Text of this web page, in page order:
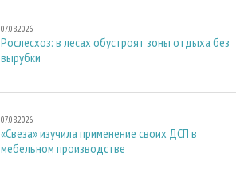
07.08.2026
Рослесхоз: в лесах обустроят зоны отдыха без
вырубки
07.08.2026
«Свеза» изучила применение своих ДСП в
мебельном производстве